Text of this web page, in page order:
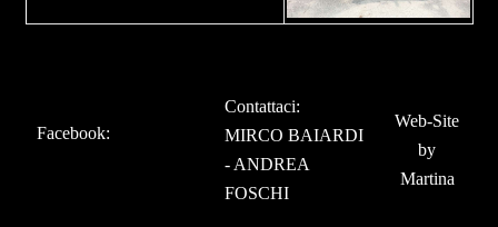
Facebook:
Contattaci:
MIRCO BAIARDI
- ANDREA
FOSCHI
Web-Site
by
Martina